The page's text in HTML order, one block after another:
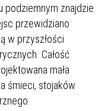
podziemnym znajdzie
przewidziano
w przyszłości
Całość
mała
śmieci, stojaków